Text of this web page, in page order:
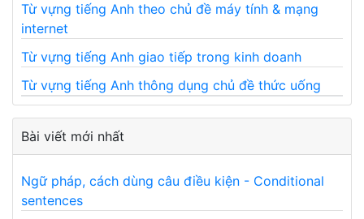
Từ vựng tiếng Anh theo chủ đề máy tính & mạng
internet
Từ vựng tiếng Anh giao tiếp trong kinh doanh
Từ vựng tiếng Anh thông dụng chủ đề thức uống
Bài viết mới nhất
Ngữ pháp, cách dùng câu điều kiện - Conditional
sentences